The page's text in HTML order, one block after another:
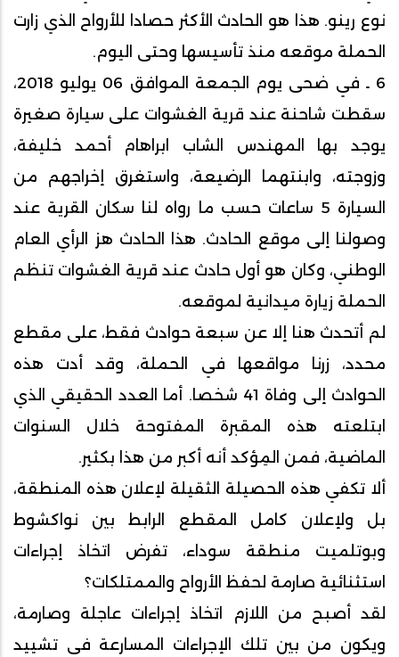
نوع رينو. هذا هو الحادث الأكثر حصادا للأرواح الذي زارت
الحملة موقعه منذ تأسيسها وحتى اليوم.
6 ـ في ضحى يوم الجمعة الموافق 06 يوليو 2018،
سقطت شاحنة عند قرية الغشوات على سيارة صغيرة
يوجد بها المهندس الشاب ابراهام أحمد خليفة،
وزوجته، وابنتهما الرضيعة، واستغرق إخراجهم من
السيارة 5 ساعات حسب ما رواه لنا سكان القرية عند
وصولنا إلى موقع الحادث. هذا الحادث هز الرأي العام
الوطني، وكان هو أول حادث عند قرية الغشوات تنظم
الحملة زيارة ميدانية لموقعه.
لم أتحدث هنا إلا عن سبعة حوادث فقط، على مقطع
محدد، زرنا مواقعها في الحملة، وقد أدت هذه
الحوادث إلى وفاة 41 شخصا. أما العدد الحقيقي الذي
ابتلعته هذه المقبرة المفتوحة خلال السنوات
الماضية، فمن المِؤكد أنه أكبر من هذا بكثير.
ألا تكفي هذه الحصيلة الثقيلة لإعلان هذه المنطقة،
بل ولإعلان كامل المقطع الرابط بين نواكشوط
وبوتلميت منطقة سوداء، تفرض اتخاذ إجراءات
استثنائية صارمة لحفظ الأرواح والممتلكات؟
لقد أصبح من اللازم اتخاذ إجراءات عاجلة وصارمة،
ويكون من بين تلك الإجراءات المسارعة في تشييد